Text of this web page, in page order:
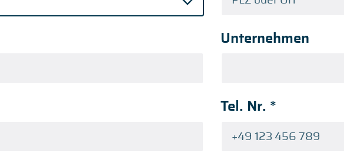
Unternehmen
Tel. Nr. *